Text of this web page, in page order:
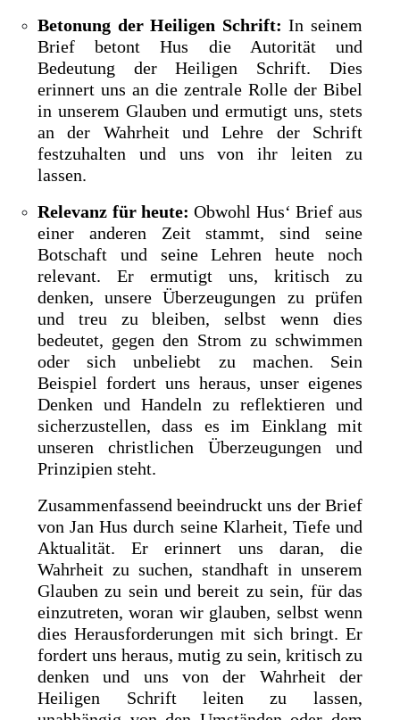
Betonung der Heiligen Schrift: In seinem
Brief betont Hus die Autorität und
Bedeutung der Heiligen Schrift. Dies
erinnert uns an die zentrale Rolle der Bibel
in unserem Glauben und ermutigt uns, stets
an der Wahrheit und Lehre der Schrift
festzuhalten und uns von ihr leiten zu
lassen.
Relevanz für heute: Obwohl Hus‘ Brief aus
einer anderen Zeit stammt, sind seine
Botschaft und seine Lehren heute noch
relevant. Er ermutigt uns, kritisch zu
denken, unsere Überzeugungen zu prüfen
und treu zu bleiben, selbst wenn dies
bedeutet, gegen den Strom zu schwimmen
oder sich unbeliebt zu machen. Sein
Beispiel fordert uns heraus, unser eigenes
Denken und Handeln zu reflektieren und
sicherzustellen, dass es im Einklang mit
unseren christlichen Überzeugungen und
Prinzipien steht.
Zusammenfassend beeindruckt uns der Brief
von Jan Hus durch seine Klarheit, Tiefe und
Aktualität. Er erinnert uns daran, die
Wahrheit zu suchen, standhaft in unserem
Glauben zu sein und bereit zu sein, für das
einzutreten, woran wir glauben, selbst wenn
dies Herausforderungen mit sich bringt. Er
fordert uns heraus, mutig zu sein, kritisch zu
denken und uns von der Wahrheit der
Heiligen Schrift leiten zu lassen,